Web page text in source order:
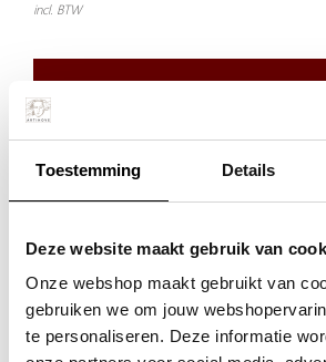
Toestemming Details
Deze website maakt gebruik van
Onze webshop maakt gebruikt van
gebruiken we om jouw
te personaliseren. Deze informatie
incl. BTW
Niet op voorraad
Garantie: 1 jaar
Niet goed, geld terug